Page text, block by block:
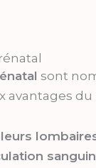
sont
du